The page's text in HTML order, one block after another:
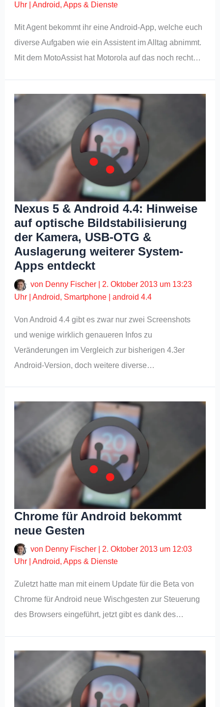
Uhr |Android,Apps & Dienste
Mit Agent bekommt ihr eine Android-App, welche euch
diverse Aufgaben wie ein Assistent im Alltag abnimmt.
Mit dem MotoAssist hat Motorola auf das noch recht…
Nexus 5 & Android 4.4: Hinweise
auf optische Bildstabilisierung
der Kamera, USB-OTG &
Auslagerung weiterer System-
Apps entdeckt
von Denny Fischer |2. Oktober 2013 um 13:23
Uhr |Android, Smartphone |android 4.4
Von Android 4.4 gibt es zwar nur zwei Screenshots
und wenige wirklich genaueren Infos zu
Veränderungen im Vergleich zur bisherigen 4.3er
Android-Version, doch weitere diverse…
Chrome für Android bekommt
neue Gesten
von Denny Fischer
2. Oktober 2013 um 12:03
Uhr |Android,Apps & Dienste
Zuletzt hatte man mit einem Update für die Beta von
Chrome für Android neue Wischgesten zur Steuerung
des Browsers eingeführt, jetzt gibt es dank des…